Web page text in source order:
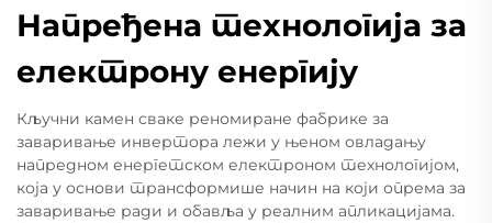
Напређена технологија за
електрону енергију
Кључни камен сваке реномиране фабрике за
заваривање инвертора лежи у њеном овладању
напредном енергетском електроном технологијом,
која у основи трансформише начин на који опрема за
заваривање ради и обавља у реалним апликацијама.